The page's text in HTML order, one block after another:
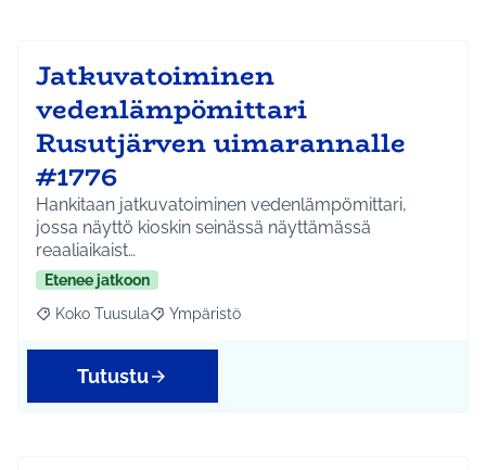
Jatkuvatoiminen
vedenlämpömittari
Rusutjärven uimarannalle
#1776
Hankitaan jatkuvatoiminen vedenlämpömittari,
jossa näyttö kioskin seinässä näyttämässä
reaaliaikaist…
Etenee jatkoon
Rajaa tulokset aihepiirin mukaan: Koko Tuusula
Koko Tuusula Rajaa tulokset teeman mukaan: Ympäristö
Ympäristö
Tutustu